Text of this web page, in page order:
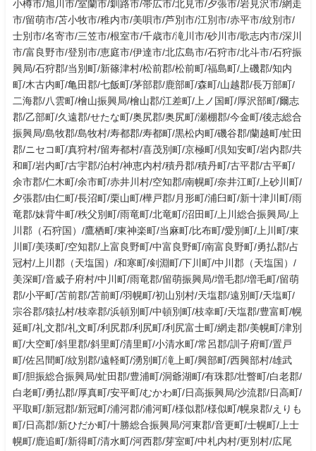
小樽市/旭川市/室蘭市/釧路市/帯広市/北見市/夕張市/岩見沢市/網走
市/留萌市/苫小牧市/稚内市/美唄市/芦別市/江別市/赤平市/紋別市/
士別市/名寄市/三笠市/根室市/千歳市/滝川市/砂川市/歌志内市/深川
市/富良野市/登別市/恵庭市/伊達市/北広島市/石狩市/北斗市/石狩振
興局/石狩郡/当別町/新篠津村/松前郡/松前町/福島町/上磯郡/知内
町/木古内町/亀田郡/七飯町/茅部郡/鹿部町/森町/山越郡/長万部町/
二海郡/八雲町/檜山振興局/檜山郡/江差町/上ノ国町/厚沢部町/爾志
郡/乙部町/久遠郡/せたな町/奥尻郡/奥尻町/瀬棚郡/今金町/後志総合
振興局/島牧郡/島牧村/寿都郡/寿都町/黒松内町/磯谷郡/蘭越町/虻田
郡/ニセコ町/真狩村/留寿都村/喜茂別町/京極町/倶知安町/岩内郡/共
和町/岩内町/古宇郡/泊村/神恵内村/積丹郡/積丹町/古平郡/古平町/
余市郡/仁木町/余市町/赤井川村/空知郡/南幌町/奈井江町/上砂川町/
夕張郡/由仁町/長沼町/栗山町/樺戸郡/月形町/浦臼町/新十津川町/雨
竜郡/妹背牛町/秩父別町/雨竜町/北竜町/沼田町/上川総合振興局/上
川郡（石狩国）/鷹栖町/東神楽町/当麻町/比布町/愛別町/上川町/東
川町/美瑛町/空知郡/上富良野町/中富良野町/南富良野町/勇払郡/占
冠村/上川郡（天塩国）/和寒町/剣淵町/下川町/中川郡（天塩国）/
美深町/音威子府村/中川町/雨竜郡/留萌振興局/増毛郡/増毛町/留萌
郡/小平町/苫前郡/苫前町/羽幌町/初山別村/天塩郡/遠別町/天塩町/
宗谷郡/猿払村/枝幸郡/浜頓別町/中頓別町/枝幸町/天塩郡/豊富町/幌
延町/礼文郡/礼文町/利尻郡/利尻町/利尻富士町/網走郡/美幌町/津別
町/大空町/斜里郡/斜里町/清里町/小清水町/常呂郡/訓子府町/置戸
町/佐呂間町/紋別郡/遠軽町/湧別町/滝上町/興部町/西興部村/雄武
町/胆振総合振興局/虻田郡/豊浦町/洞爺湖町/有珠郡/壮瞥町/白老郡/
白老町/勇払郡/厚真町/安平町/むかわ町/日高振興局/沙流郡/日高町/
平取町/新冠郡/新冠町/浦河郡/浦河町/様似郡/様似町/幌泉郡/えりも
町/日高郡/新ひだか町/十勝総合振興局/河東郡/音更町/士幌町/上士
幌町/鹿追町/新得町/清水町/河西郡/芽室町/中札内村/更別村/広尾